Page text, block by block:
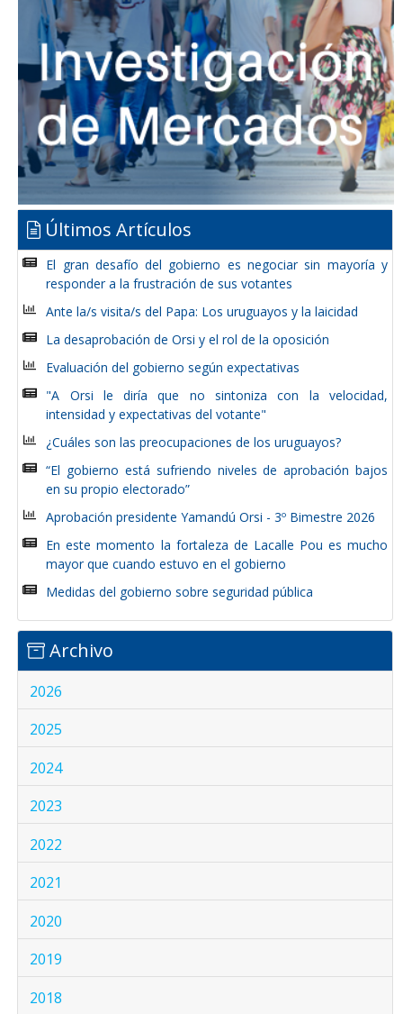
Últimos Artículos
El gran desafío del gobierno es negociar sin mayoría y
responder a la frustración de sus votantes
Ante la/s visita/s del Papa: Los uruguayos y la laicidad
La desaprobación de Orsi y el rol de la oposición
Evaluación del gobierno según expectativas
"A Orsi le diría que no sintoniza con la velocidad,
intensidad y expectativas del votante"
¿Cuáles son las preocupaciones de los uruguayos?
“El gobierno está sufriendo niveles de aprobación bajos
en su propio electorado”
Aprobación presidente Yamandú Orsi - 3º Bimestre 2026
En este momento la fortaleza de Lacalle Pou es mucho
mayor que cuando estuvo en el gobierno
Medidas del gobierno sobre seguridad pública
Archivo
2026
2025
2024
2023
2022
2021
2020
2019
2018